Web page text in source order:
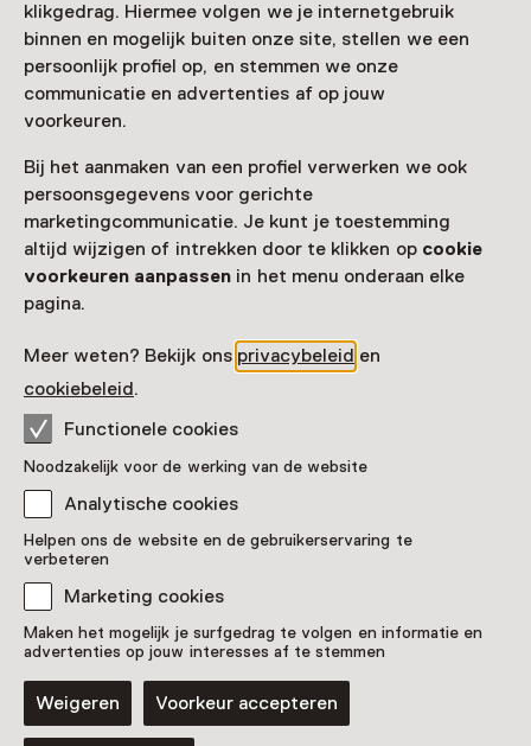
klikgedrag. Hiermee volgen we je internetgebruik
binnen en mogelijk buiten onze site, stellen we een
persoonlijk profiel op, en stemmen we onze
communicatie en advertenties af op jouw
voorkeuren.
Bij het aanmaken van een profiel verwerken we ook
persoonsgegevens voor gerichte
marketingcommunicatie. Je kunt je toestemming
altijd wijzigen of intrekken door te klikken op cookie
voorkeuren aanpassen in het menu onderaan elke
pagina.
Meer weten? Bekijk ons privacybeleid en
cookiebeleid.
Functionele cookies
Noodzakelijk voor de werking van de website
Analytische cookies
Helpen ons de website en de gebruikerservaring te
verbeteren
Marketing cookies
Maken het mogelijk je surfgedrag te volgen en informatie en
advertenties op jouw interesses af te stemmen
Weigeren Voorkeur accepteren
Verder lezen
Toegang
Museumkaart
Nog geen Museumkaart?
Museumkaart of ticket kopen
Faciliteiten
Parkeergelegenheid voor auto's
Museumwinkel
Meer informatie op de museumsite
Nog meer ontdekken